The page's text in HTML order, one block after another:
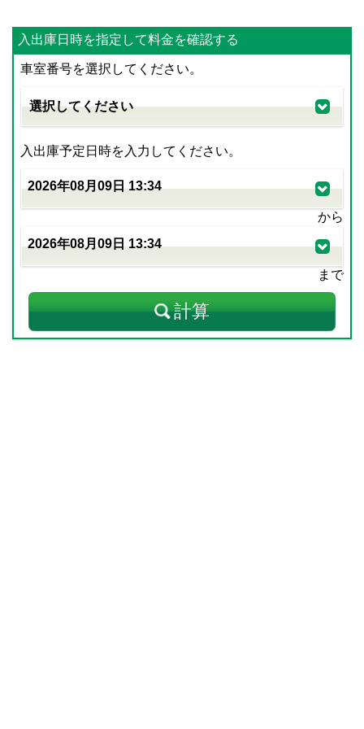
入出庫日時を指定して料金を確認する
車室番号を選択してください。
入出庫予定日時を入力してください。
から
まで
計算